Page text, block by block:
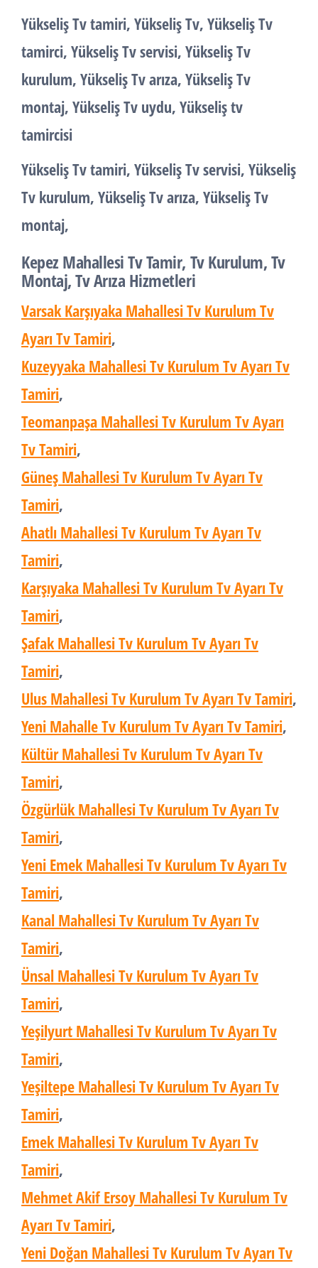
Yükseliş Tv tamiri, Yükseliş Tv, Yükseliş Tv
tamirci, Yükseliş Tv servisi, Yükseliş Tv
kurulum, Yükseliş Tv arıza, Yükseliş Tv
montaj, Yükseliş Tv uydu, Yükseliş tv
tamircisi
Yükseliş Tv tamiri, Yükseliş Tv servisi, Yükseliş
Tv kurulum, Yükseliş Tv arıza, Yükseliş Tv
montaj,
Kepez Mahallesi Tv Tamir, Tv Kurulum, Tv
Montaj, Tv Arıza Hizmetleri
Varsak Karşıyaka Mahallesi Tv Kurulum Tv
Ayarı Tv Tamiri,
Kuzeyyaka Mahallesi Tv Kurulum Tv Ayarı Tv
Tamiri,
Teomanpaşa Mahallesi Tv Kurulum Tv Ayarı
Tv Tamiri,
Güneş Mahallesi Tv Kurulum Tv Ayarı Tv
Tamiri,
Ahatlı Mahallesi Tv Kurulum Tv Ayarı Tv
Tamiri,
Karşıyaka Mahallesi Tv Kurulum Tv Ayarı Tv
Tamiri,
Şafak Mahallesi Tv Kurulum Tv Ayarı Tv
Tamiri,
Ulus Mahallesi Tv Kurulum Tv Ayarı Tv Tamiri,
Yeni Mahalle Tv Kurulum Tv Ayarı Tv Tamiri,
Kültür Mahallesi Tv Kurulum Tv Ayarı Tv
Tamiri,
Özgürlük Mahallesi Tv Kurulum Tv Ayarı Tv
Tamiri,
Yeni Emek Mahallesi Tv Kurulum Tv Ayarı Tv
Tamiri,
Kanal Mahallesi Tv Kurulum Tv Ayarı Tv
Tamiri,
Ünsal Mahallesi Tv Kurulum Tv Ayarı Tv
Tamiri,
Yeşilyurt Mahallesi Tv Kurulum Tv Ayarı Tv
Tamiri,
Yeşiltepe Mahallesi Tv Kurulum Tv Ayarı Tv
Tamiri,
Emek Mahallesi Tv Kurulum Tv Ayarı Tv
Tamiri,
Mehmet Akif Ersoy Mahallesi Tv Kurulum Tv
Ayarı Tv Tamiri,
Yeni Doğan Mahallesi Tv Kurulum Tv Ayarı Tv